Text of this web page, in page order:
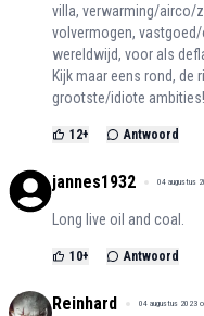
villa, verwarming/airco/
volvermogen,
wereldwijd, voor als
Kijk maar eens rond, de
grootste/idiote ambities!
12+ Antwoord
jannes1932 04 augustus
Long live oil and coal.
10+ Antwoord
Reinhard 04 augustus 2023